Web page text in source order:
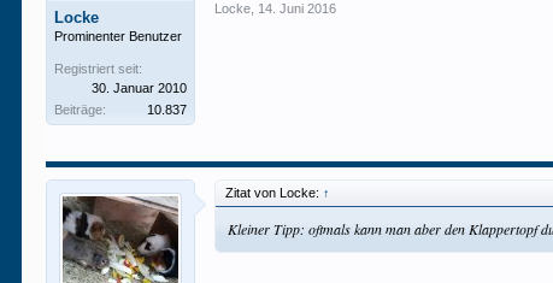
Locke
Prominenter Benutzer
Registriert seit:
30. Januar 2010
Beiträge:
10.837
Locke 14. Juni 2016
Zitat von Locke: ↑
Kleiner Tipp: oftmals kann man aber den Klappertopf